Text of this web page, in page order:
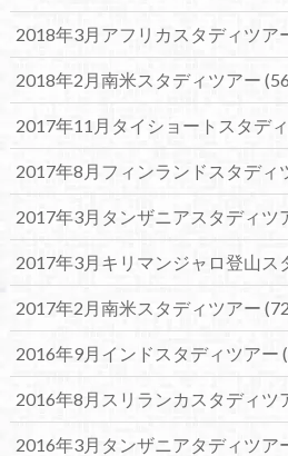
2018年3月アフリカスタディツア
2018年2月南米スタディツアー
2017年11月タイショートスタデ
2017年8月フィンランドスタディ
2017年3月タンザニアスタディツ
2017年3月キリマンジャロ登山ス
2017年2月南米スタディツアー
2016年9月インドスタディツアー
2016年8月スリランカスタディツ
2016年3月タンザニアタディツア